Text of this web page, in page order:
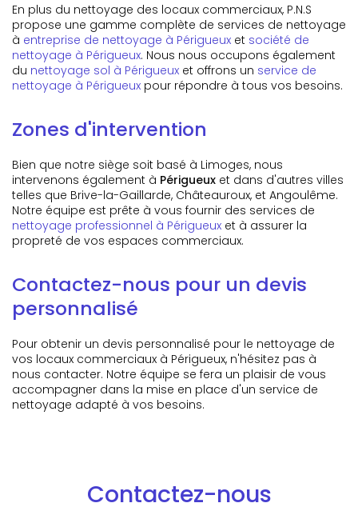
En plus du nettoyage des locaux commerciaux, P.N.S
propose une gamme complète de services de nettoyage
à entreprise de nettoyage à Périgueux et société de
nettoyage à Périgueux. Nous nous occupons également
du nettoyage sol à Périgueux et offrons un service de
nettoyage à Périgueux pour répondre à tous vos besoins.
Zones d'intervention
Bien que notre siège soit basé à Limoges, nous
intervenons également à Périgueux et dans d'autres villes
telles que Brive-la-Gaillarde, Châteauroux, et Angoulême.
Notre équipe est prête à vous fournir des services de
nettoyage professionnel à Périgueux et à assurer la
propreté de vos espaces commerciaux.
Contactez-nous pour un devis
personnalisé
Pour obtenir un devis personnalisé pour le nettoyage de
vos locaux commerciaux à Périgueux, n'hésitez pas à
nous contacter. Notre équipe se fera un plaisir de vous
accompagner dans la mise en place d'un service de
nettoyage adapté à vos besoins.
Contactez-nous